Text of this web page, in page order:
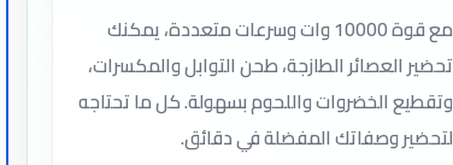
مع قوة 10000 وات وسرعات متعددة، يمكنك
تحضير العصائر الطازجة، طحن التوابل والمكسرات،
وتقطيع الخضروات واللحوم بسهولة. كل ما تحتاجه
لتحضير وصفاتك المفضلة في دقائق.